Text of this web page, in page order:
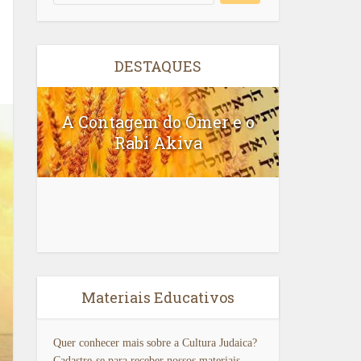
DESTAQUES
A Contagem do Ômer e o
Rabi Akiva
Materiais Educativos
Quer conhecer mais sobre a Cultura Judaica?